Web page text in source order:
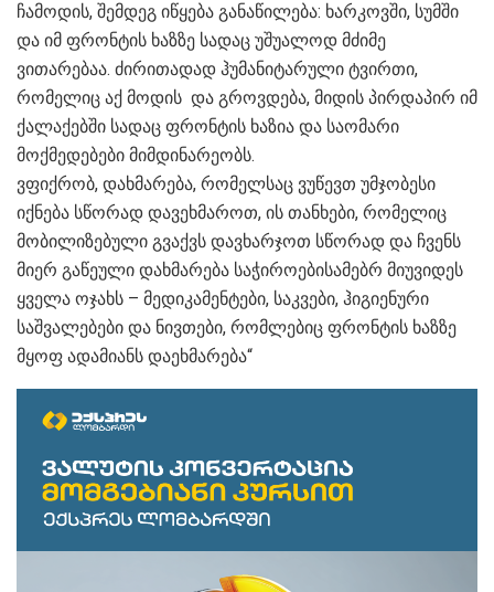
ჩამოდის, შემდეგ იწყება განაწილება: ხარკოვში, სუმში
და იმ ფრონტის ხაზზე სადაც უშუალოდ მძიმე
ვითარებაა. ძირითადად ჰუმანიტარული ტვირთი,
რომელიც აქ მოდის და გროვდება, მიდის პირდაპირ იმ
ქალაქებში სადაც ფრონტის ხაზია და საომარი
მოქმედებები მიმდინარეობს.
ვფიქრობ, დახმარება, რომელსაც ვუწევთ უმჯობესი
იქნება სწორად დავეხმაროთ, ის თანხები, რომელიც
მობილიზებული გვაქვს დავხარჯოთ სწორად და ჩვენს
მიერ გაწეული დახმარება საჭიროებისამებრ მიუვიდეს
ყველა ოჯახს – მედიკამენტები, საკვები, ჰიგიენური
საშვალებები და ნივთები, რომლებიც ფრონტის ხაზზე
მყოფ ადამიანს დაეხმარება“